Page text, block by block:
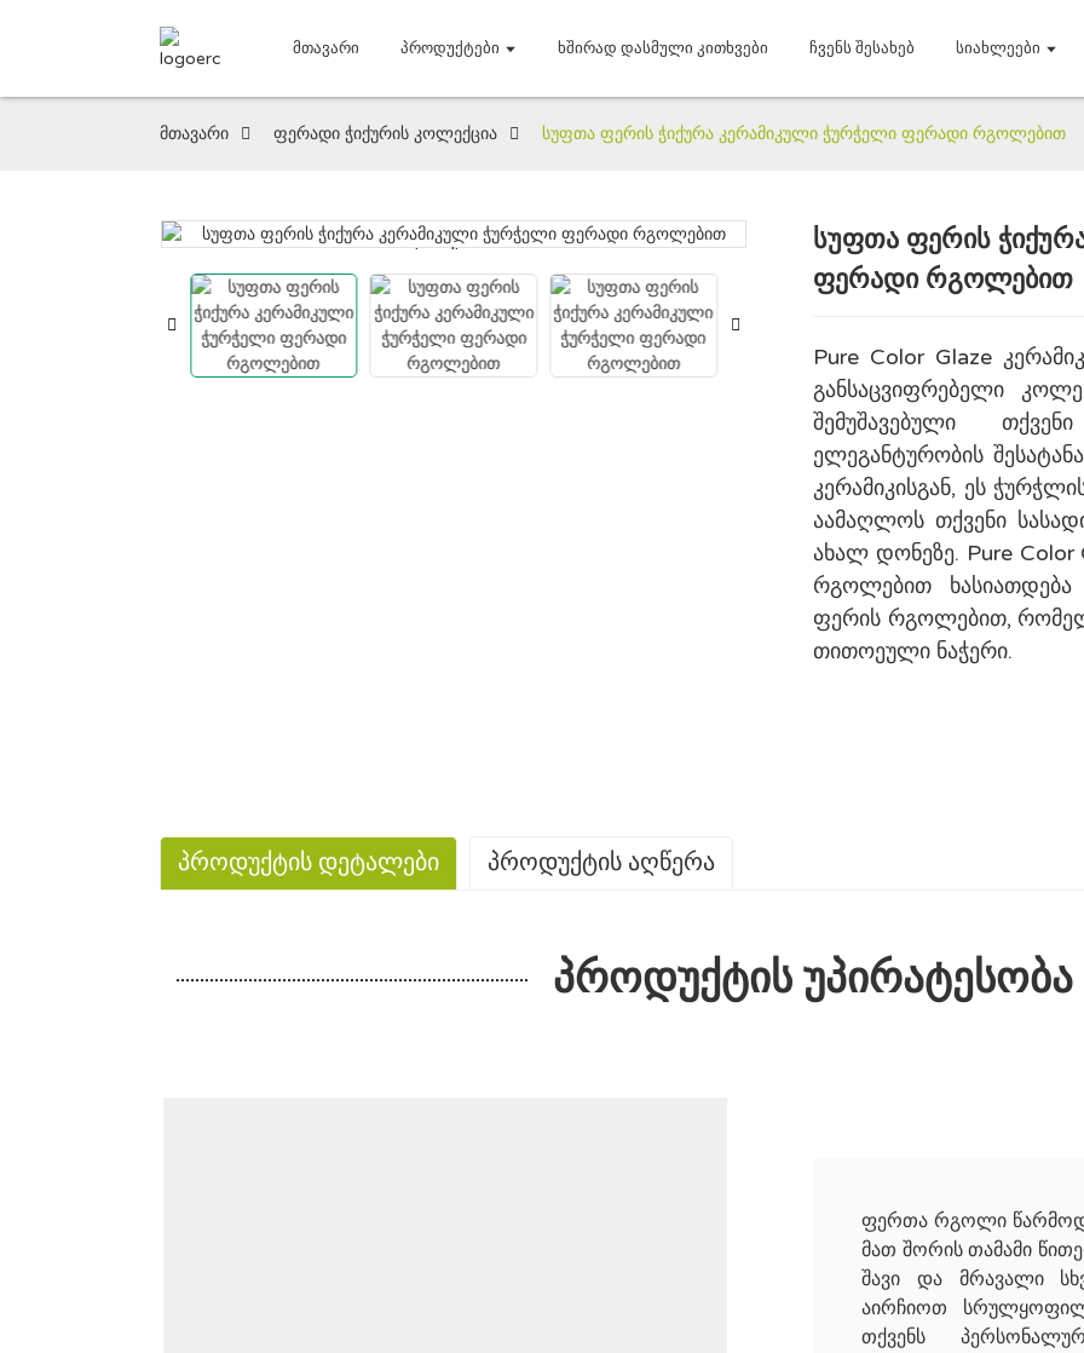
Მთავარი Პროდუქტები Ხშირად Დასმული Კითხვები Ჩვენს Შესახებ Სიახლეები
მთავარი ფერადი ჭიქურის კოლექცია სუფთა ფერის ჭიქურა კერამიკული ჭურჭელი ფერადი რგოლებით
Loading...
Loading...
სუფთა ფერის
ფერადი რგოლებით
Pure Color Glaze
განსაცვიფრებელი
შემუშავებული
ელეგანტურობის
კერამიკისგან, ეს
აამაღლოს თქვენი
ახალ დონეზე. Pure
რგოლებით
ფერის რგოლებით,
თითოეული ნაჭერი.
პროდუქტის დეტალები პროდუქტის აღწერა
Პროდუქტის Უპირატესობა
ფერთა რგოლი
მათ შორის თამამი
შავი და მრავალი
აირჩიოთ
თქვენს